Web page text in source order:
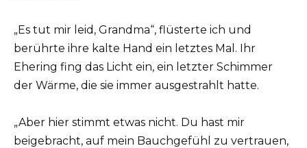
„Es tut mir leid, Grandma“, flüsterte ich und
berührte ihre kalte Hand ein letztes Mal. Ihr
Ehering fing das Licht ein, ein letzter Schimmer
der Wärme, die sie immer ausgestrahlt hatte.
„Aber hier stimmt etwas nicht. Du hast mir
beigebracht, auf mein Bauchgefühl zu vertrauen,